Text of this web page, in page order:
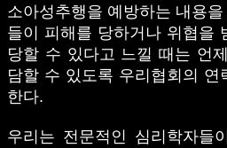
소아성추행을 예방하는 내용
들이 피해를 당하거나 위협을
당할 수 있다고 느낄 때는 언
담할 수 있도록 우리협회의
한다.
우리는 전문적인 심리학자들